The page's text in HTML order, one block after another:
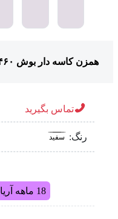
همزن کاسه دار بوش MFQ۳۶۴۶۰
تماس بگیرید
رنگ: سفید
18 ماهه آریا کیش